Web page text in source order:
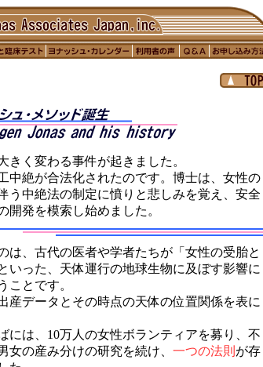
きく変わる事件が起きました。
中絶が合法化されたのです。博士は、女性の
う中絶法の制定に憤りと悲しみを覚え、安全
開発を模索し始めました。
は、古代の医者や学者たちが「女性の受胎と
いった、天体運行の地球生物に及ぼす影響に
ことです。
産データとその時点の天体の位置関係を表に
には、10万人の女性ボランティアを募り、不
女の産み分けの研究を続け、 一つの法則 が存